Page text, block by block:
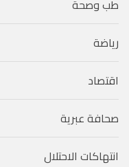
طب وصحة
رياضة
اقتصاد
صحافة عبرية
انتهاكات الاحتلال